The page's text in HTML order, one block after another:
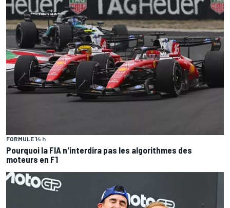
FORMULE 14 h
Pourquoi la FIA n'interdira pas les algorithmes des
moteurs en F1